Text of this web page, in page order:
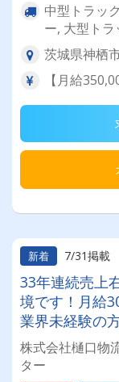
中型トラッ
ー, 大型ト
茨城県神栖
【月給
新着 7/31掲載
33年連続売上
境です！月給
業界未経験の
株式会社樋口物
ター